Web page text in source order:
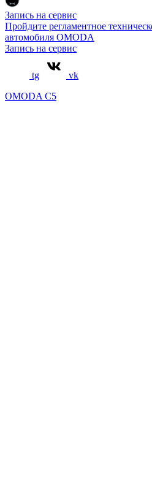
Запись на сервис
Пройдите регламентное
автомобиля OMODA
Запись на сервис
tg
vk
OMODA C5